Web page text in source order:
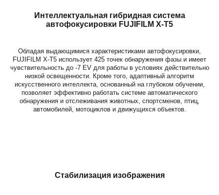
Интеллектуальная гибридная система
автофокусировки FUJIFILM X-T5
Обладая выдающимися характеристиками автофокусировки,
FUJIFILM X-T5 использует 425 точек обнаружения фазы и имеет
чувствительность до -7 EV для работы в условиях действительно
низкой освещенности. Кроме того, адаптивный алгоритм
искусственного интеллекта, основанный на глубоком обучении,
позволяет эффективно работать системе автоматического
обнаружения и отслеживания животных, спортсменов, птиц,
автомобилей, мотоциклов и движущихся объектов.
Стабилизация изображения